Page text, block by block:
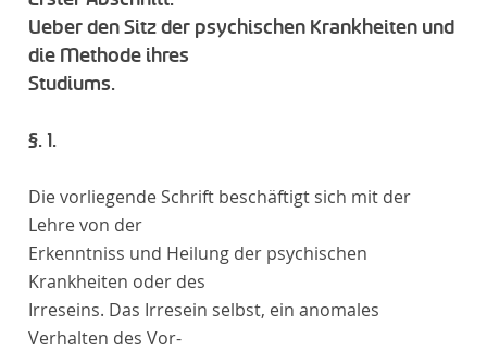
Ueber den Sitz der psychischen Krankheiten und
die Methode ihres
Studiums.
§. 1.
Die vorliegende Schrift beschäftigt sich mit der
Lehre von der
Erkenntniss und Heilung der psychischen
Krankheiten oder des
Irreseins. Das Irresein selbst, ein anomales
Verhalten des Vor-